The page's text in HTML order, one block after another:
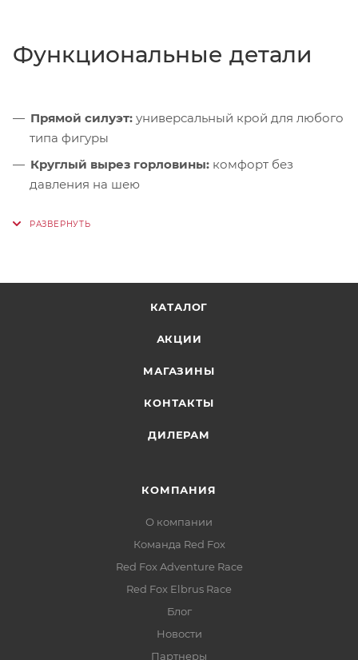
Функциональные детали
Прямой силуэт: универсальный крой для любого
типа фигуры
Круглый вырез горловины: комфорт без
давления на шею
стиле Red Fox
КАТАЛОГ
АКЦИИ
МАГАЗИНЫ
КОНТАКТЫ
ДИЛЕРАМ
КОМПАНИЯ
О компании
Команда Red Fox
Red Fox Adventure Race
Red Fox Elbrus Race
Блог
Новости
Партнеры